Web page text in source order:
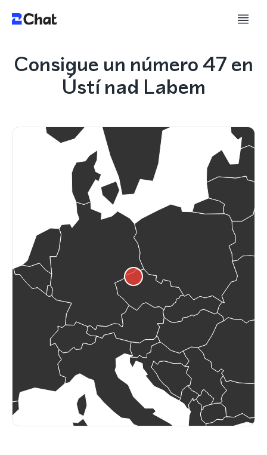
Consigue un número 47 en
Ústí nad Labem